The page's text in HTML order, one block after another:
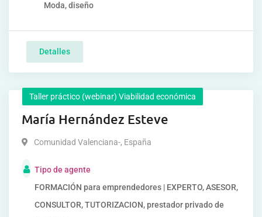
Moda, diseño
Detalles
Taller práctico (webinar) Viabilidad económica
María Hernández Esteve
Comunidad Valenciana-, España
Tipo de agente
FORMACIÓN para emprendedores | EXPERTO, ASESOR,
CONSULTOR, TUTORIZACION, prestador privado de